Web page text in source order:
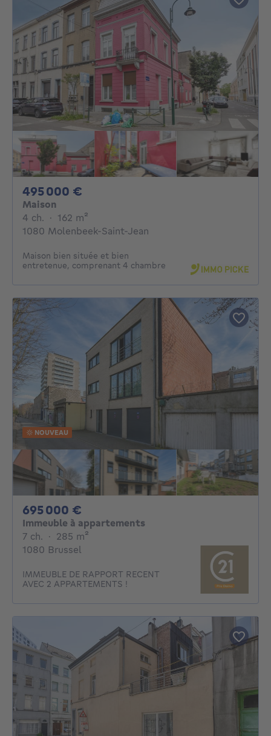
495 000 €
Maison
4 ch. 4 chambres
· 162 m²
1080 Molenbeek-Saint-Jean
Maison bien située et bien
entretenue, comprenant 4 chambre
NOUVEAU
695 000 €
Immeuble à appartements
7 ch. 7 chambres
· 285 m²
1080 Brussel
IMMEUBLE DE RAPPORT RECENT
AVEC 2 APPARTEMENTS !